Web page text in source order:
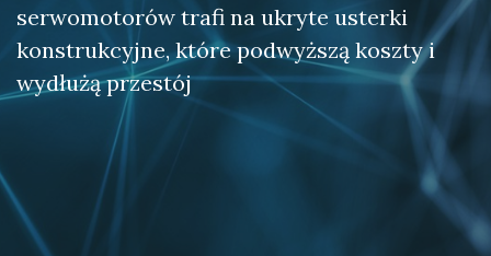
serwomotorów trafi na ukryte usterki
konstrukcyjne, które podwyższą koszty i
wydłużą przestój